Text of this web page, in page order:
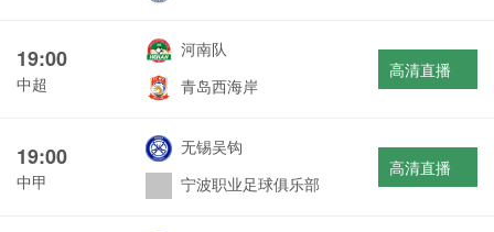
19:00
中超
河南队
青岛西海岸
高清直播
19:00
中甲
无锡吴钩
宁波职业足球俱乐部
高清直播